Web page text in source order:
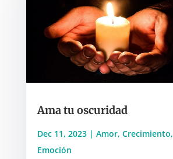
Ama tu oscuridad
Dec 11, 2023| Amor, Crecimiento,
Emoción